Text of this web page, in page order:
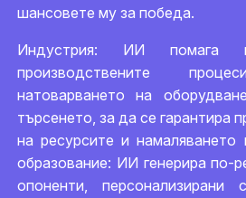
шансовете му за победа.
Индустрия: ИИ помага
производствените
натоварването на
търсенето, за да се гарантира
на ресурсите и
образование: ИИ генерира по-
опоненти,